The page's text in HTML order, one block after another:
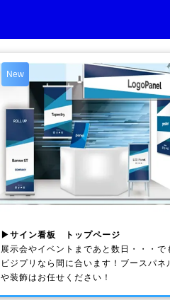
New
▶サイン看板 トップページ
展示会やイベントまであと数日・・・で
ビジプリなら間に合います！ブースパネ
や装飾はお任せください！